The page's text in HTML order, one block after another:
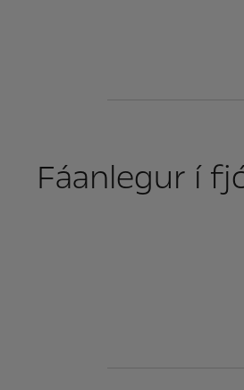
Fáanlegur í